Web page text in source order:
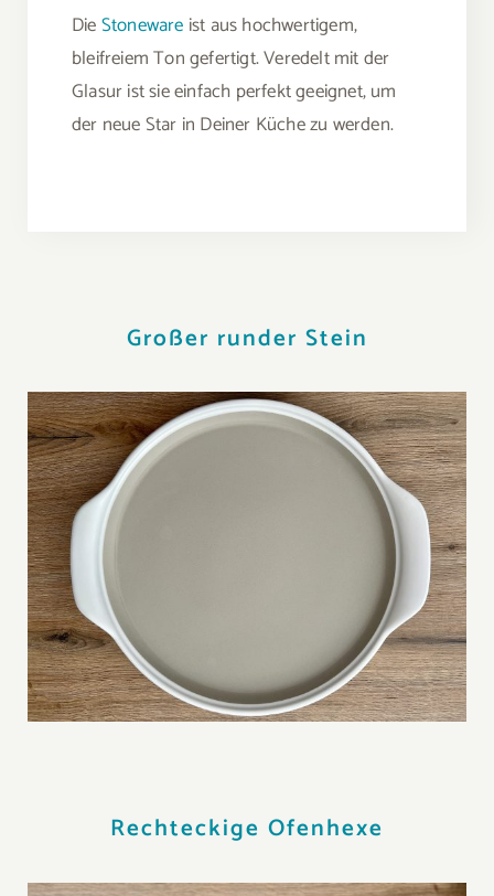
DieStoneware ist aus hochwertigem,
bleifreiem Ton gefertigt. Veredelt mit der
Glasur ist sie einfach perfekt geeignet, um
der neue Star in Deiner Küche zu werden.
Großer runder Stein
Rechteckige Ofenhexe